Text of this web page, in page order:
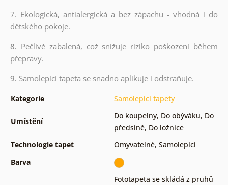
7. Ekologická, antialergická a bez zápachu - vhodná i do
dětského pokoje.
8. Pečlivě zabalená, což snižuje riziko poškození během
přepravy.
9. Samolepící tapeta se snadno aplikuje i odstraňuje.
Kategorie Samolepící tapety
Umístění
Do koupelny, Do obýváku, Do
předsíně, Do ložnice
Technologie tapet
Omyvatelné, Samolepící
Barva
Fototapeta se skládá z pruhů